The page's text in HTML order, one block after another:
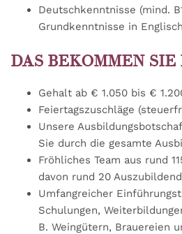
Deutschkenntnisse (mind.
Grundkenntnisse in Englisch
DAS BEKOMMEN SIE
Gehalt ab € 1.050 bis €
Feiertagszuschläge
Unsere
Sie durch die gesamte
Fröhliches Team aus rund
davon rund 20
Umfangreicher
Schulungen,
B. Weingütern, Brauereien